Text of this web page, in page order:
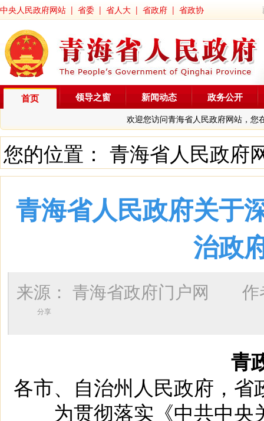
中央人民政府网站 | 省委 | 省人大 | 省政府 | 省政协
首页
欢迎您访问青海省人民政府网站，您
领导之窗 新闻动态 政务公开
您的位置： 青海省人民政府
青海省人民政府关于
治政
来源： 青海省政府门户网 作
分享
青
各市、自治州人民政府，
为贯彻落实《中共中央